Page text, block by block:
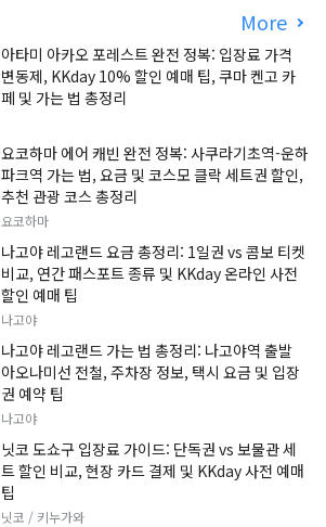
More
아타미 아카오 포레스트 완전 정복: 입장료 가격
변동제, KKday 10% 할인 예매 팁, 쿠마 켄고 카
페 및 가는 법 총정리
요코하마 에어 캐빈 완전 정복: 사쿠라기초역-운하
파크역 가는 법, 요금 및 코스모 클락 세트권 할인,
추천 관광 코스 총정리
요코하마
나고야 레고랜드 요금 총정리: 1일권 vs 콤보 티켓
비교, 연간 패스포트 종류 및 KKday 온라인 사전
할인 예매 팁
나고야
나고야 레고랜드 가는 법 총정리: 나고야역 출발
아오나미선 전철, 주차장 정보, 택시 요금 및 입장
권 예약 팁
나고야
닛코 도쇼구 입장료 가이드: 단독권 vs 보물관 세
트 할인 비교, 현장 카드 결제 및 KKday 사전 예매
팁
닛코 / 키누가와